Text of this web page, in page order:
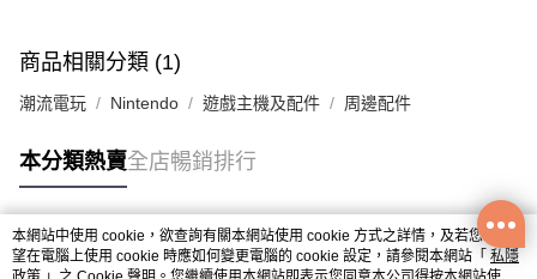
每筆HK$50.00，滿HK$200.00或以上免運費
UNY 門市自取
商品相關分類 (1)
潮流電玩 Nintendo 遊戲主機及配件 周邊配件
本分類熱賣全店暢銷排行
熱門標籤
本網站中使用 cookie，欲查詢有關本網站使用 cookie 方式之詳情，及若您不希
望在電腦上使用 cookie 時應如何變更電腦的 cookie 設定，請參閱本網站「 私隱